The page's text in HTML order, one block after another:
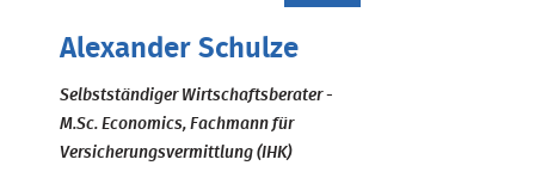
Alexander Schulze
Selbstständiger Wirtschaftsberater -
M.Sc. Economics, Fachmann für
Versicherungsvermittlung (IHK)